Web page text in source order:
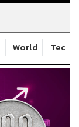
World Tech